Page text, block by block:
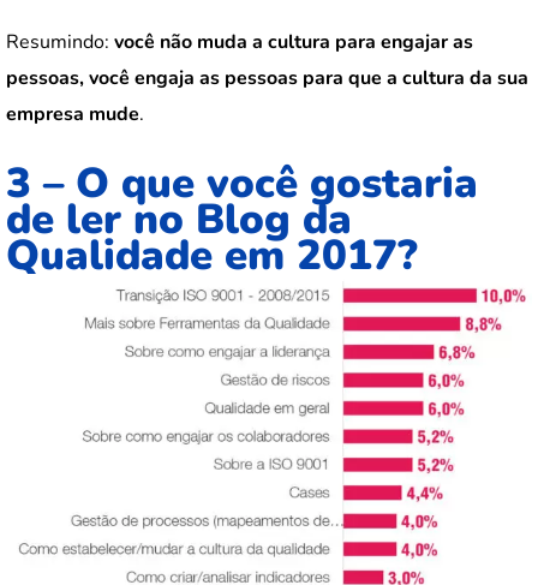
Resumindo: você não muda a cultura para engajar as
pessoas, você engaja as pessoas para que a cultura da sua
empresa mude.
3 – O que você gostaria
de ler no Blog da
Qualidade em 2017?